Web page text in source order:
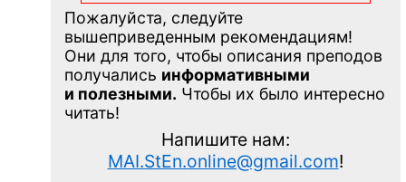
Пожалуйста, следуйте
вышеприведенным рекомендациям!
Они для того, чтобы описания преподов
получались информативными
и полезными. Чтобы их было интересно
читать!
Напишите нам:
MAI.StEn.online@gmail.com!